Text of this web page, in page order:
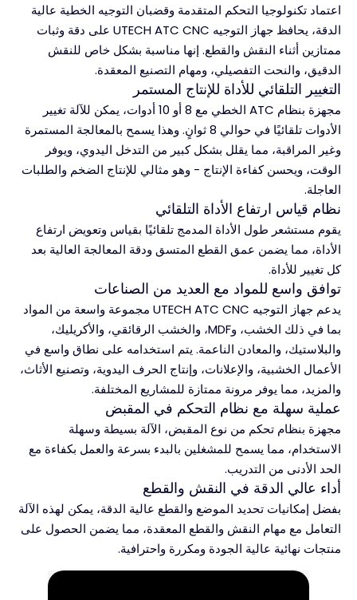
اعتماد تكنولوجيا التحكم المتقدمة وقضبان التوجيه الخطية عالية
الدقة، يحافظ جهاز التوجيه UTECH ATC CNC على دقة وثبات
ممتازين أثناء النقش والقطع. إنها مناسبة بشكل خاص للنقش
الدقيق، والنحت التفصيلي، ومهام التصنيع المعقدة.
التغيير التلقائي للأداة للإنتاج المستمر
مجهزة بنظام ATC الخطي مع 8 أو 10 أدوات، يمكن للآلة تغيير
الأدوات تلقائيًا في حوالي 8 ثوانٍ. وهذا يسمح بالمعالجة المستمرة
وغير المراقبة، مما يقلل بشكل كبير من التدخل اليدوي، ويوفر
الوقت، ويحسن كفاءة الإنتاج - وهو مثالي للإنتاج الضخم والطلبات
العاجلة.
نظام قياس ارتفاع الأداة التلقائي
يقوم مستشعر طول الأداة المدمج تلقائيًا بقياس وتعويض ارتفاع
الأداة، مما يضمن عمق القطع المتسق ودقة المعالجة العالية بعد
كل تغيير للأداة.
توافق واسع للمواد مع العديد من الصناعات
يدعم جهاز التوجيه UTECH ATC CNC مجموعة واسعة من المواد
بما في ذلك الخشب، وMDF، والخشب الرقائقي، والأكريليك،
والبلاستيك، والمعادن الناعمة. يتم استخدامه على نطاق واسع في
الأعمال الخشبية، والإعلانات، وإنتاج الحرف اليدوية، وتصنيع الأثاث،
والمزيد، مما يوفر مرونة ممتازة للمشاريع المختلفة.
عملية سهلة مع نظام التحكم في المقبض
مجهزة بنظام تحكم من نوع المقبض، الآلة بسيطة وسهلة
الاستخدام، مما يسمح للمشغلين بالبدء بسرعة والعمل بكفاءة مع
الحد الأدنى من التدريب.
أداء عالي الدقة في النقش والقطع
بفضل إمكانيات تحديد الموضع والقطع عالية الدقة، يمكن لهذه الآلة
التعامل مع مهام النقش والقطع المعقدة، مما يضمن الحصول على
منتجات نهائية عالية الجودة ومكررة واحترافية.